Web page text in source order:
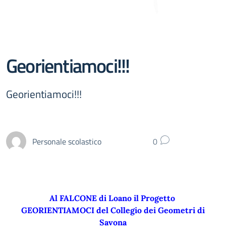
Georientiamoci!!!
Georientiamoci!!!
Personale scolastico 0
Al FALCONE di Loano il Progetto
GEORIENTIAMOCI del Collegio dei Geometri di
Savona